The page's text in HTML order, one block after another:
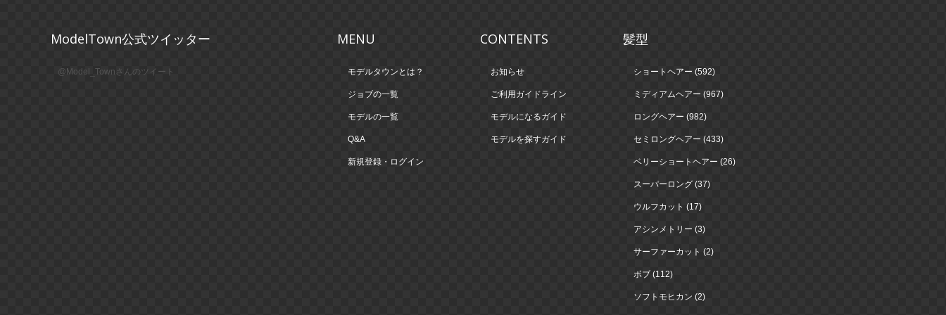
ModelTown公式ツイッター
@Model_Townさんのツイート
MENU
モデルタウンとは？
ジョブの一覧
モデルの一覧
Q&A
新規登録・ログイン
CONTENTS
お知らせ
ご利用ガイドライン
モデルになるガイド
モデルを探すガイド
髪型
ショートヘアー (592)
ミディアムヘアー (967)
ロングヘアー (982)
セミロングヘアー (433)
ベリーショートヘアー (26)
スーパーロング (37)
ウルフカット (17)
アシンメトリー (3)
サーファーカット (2)
ボブ (112)
ソフトモヒカン (2)